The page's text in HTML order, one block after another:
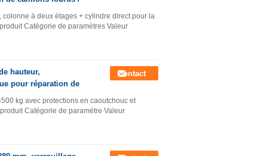
à deux étages + cylindre direct pour la
Catégorie de paramètres Valeur
hauteur,
pour réparation de
Contact
kg avec protections en caoutchouc et
Catégorie de paramètre Valeur